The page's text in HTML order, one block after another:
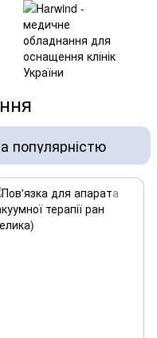
популярністю